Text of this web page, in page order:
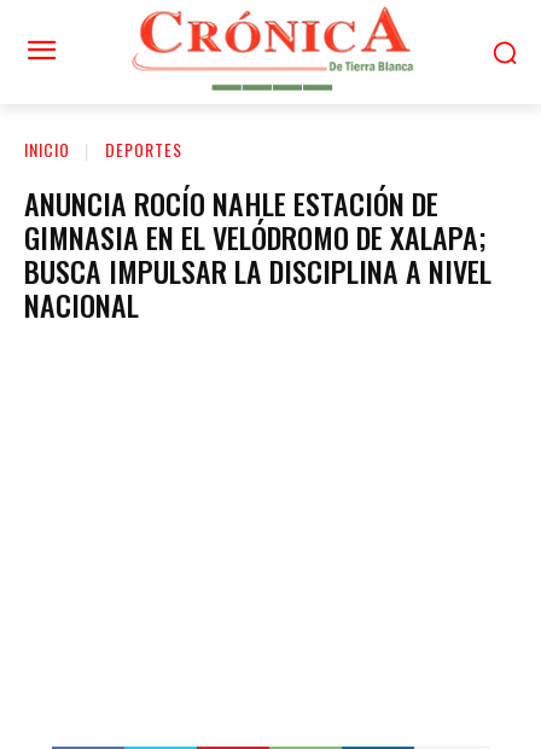
INICIO DEPORTES
ANUNCIA ROCÍO NAHLE ESTACIÓN DE
GIMNASIA EN EL VELÓDROMO DE XALAPA;
BUSCA IMPULSAR LA DISCIPLINA A NIVEL
NACIONAL